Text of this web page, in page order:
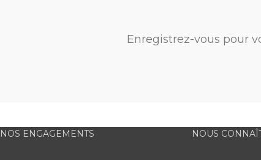
Enregistrez-vous pour
NOS ENGAGEMENTS NOUS